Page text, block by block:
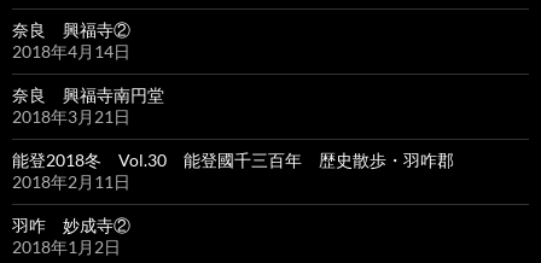
奈良 興福寺②
2018年4月14日
奈良 興福寺南円堂
2018年3月21日
能登2018冬 Vol.30 能登國千三百年 歴史散歩・羽咋郡
2018年2月11日
羽咋 妙成寺②
2018年1月2日